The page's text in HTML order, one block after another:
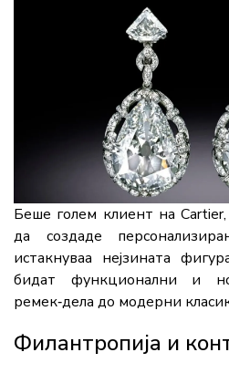
Беше голем клиент на Cartier,
да создаде
истакнуваа нејзината
бидат функционални и
ремек‑дела до модерни
Филантропија и